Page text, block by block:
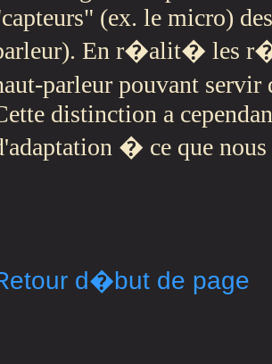
(ex. le micro)
En r�alit� les
parleur pouvant
distinction a
� ce que nous
d�but de page